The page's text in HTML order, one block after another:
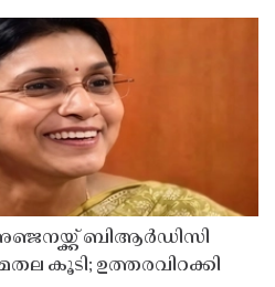
ബിആർഡിസി
കൂടി; ഉത്തരവിറക്കി